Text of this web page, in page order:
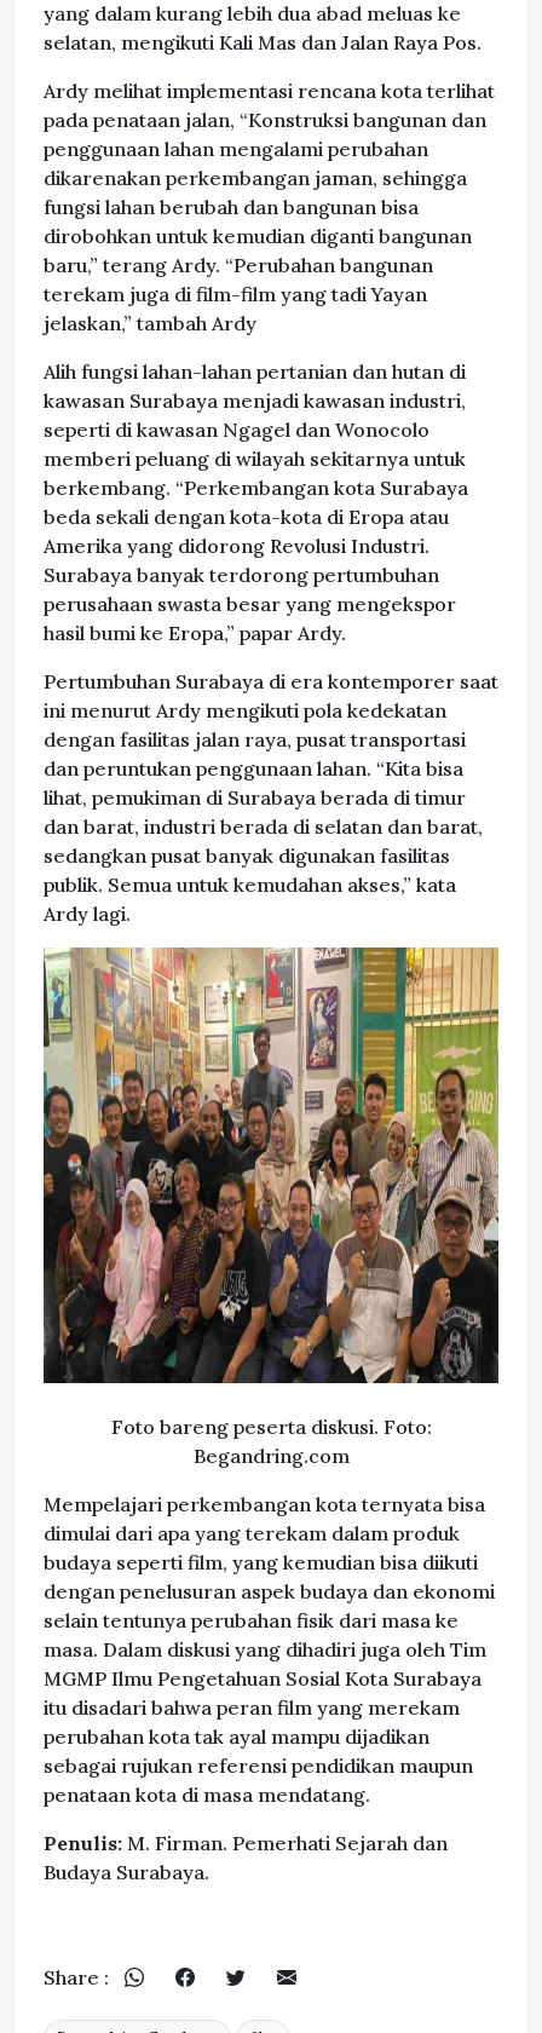
yang dalam kurang lebih dua abad meluas ke
selatan, mengikuti Kali Mas dan Jalan Raya Pos.
Ardy melihat implementasi rencana kota terlihat
pada penataan jalan, “Konstruksi bangunan dan
penggunaan lahan mengalami perubahan
dikarenakan perkembangan jaman, sehingga
fungsi lahan berubah dan bangunan bisa
dirobohkan untuk kemudian diganti bangunan
baru,” terang Ardy. “Perubahan bangunan
terekam juga di film-film yang tadi Yayan
jelaskan,” tambah Ardy
Alih fungsi lahan-lahan pertanian dan hutan di
kawasan Surabaya menjadi kawasan industri,
seperti di kawasan Ngagel dan Wonocolo
memberi peluang di wilayah sekitarnya untuk
berkembang. “Perkembangan kota Surabaya
beda sekali dengan kota-kota di Eropa atau
Amerika yang didorong Revolusi Industri.
Surabaya banyak terdorong pertumbuhan
perusahaan swasta besar yang mengekspor
hasil bumi ke Eropa,” papar Ardy.
Pertumbuhan Surabaya di era kontemporer saat
ini menurut Ardy mengikuti pola kedekatan
dengan fasilitas jalan raya, pusat transportasi
dan peruntukan penggunaan lahan. “Kita bisa
lihat, pemukiman di Surabaya berada di timur
dan barat, industri berada di selatan dan barat,
sedangkan pusat banyak digunakan fasilitas
publik. Semua untuk kemudahan akses,” kata
Ardy lagi.
Foto bareng peserta diskusi. Foto:
Begandring.com
Mempelajari perkembangan kota ternyata bisa
dimulai dari apa yang terekam dalam produk
budaya seperti film, yang kemudian bisa diikuti
dengan penelusuran aspek budaya dan ekonomi
selain tentunya perubahan fisik dari masa ke
masa. Dalam diskusi yang dihadiri juga oleh Tim
MGMP Ilmu Pengetahuan Sosial Kota Surabaya
itu disadari bahwa peran film yang merekam
perubahan kota tak ayal mampu dijadikan
sebagai rujukan referensi pendidikan maupun
penataan kota di masa mendatang.
Penulis: M. Firman. Pemerhati Sejarah dan
Budaya Surabaya.
Share :